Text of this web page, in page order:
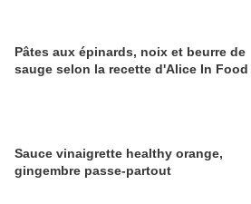
Pâtes aux épinards, noix et beurre de
sauge selon la recette d'Alice In Food
Sauce vinaigrette healthy orange,
gingembre passe-partout